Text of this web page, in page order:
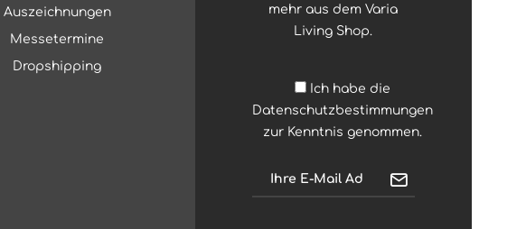
Auszeichnungen
Messetermine
Dropshipping
mehr aus dem Varia
Living Shop.
Ich habe die
Datenschutzbestimmungen
zur Kenntnis genommen.